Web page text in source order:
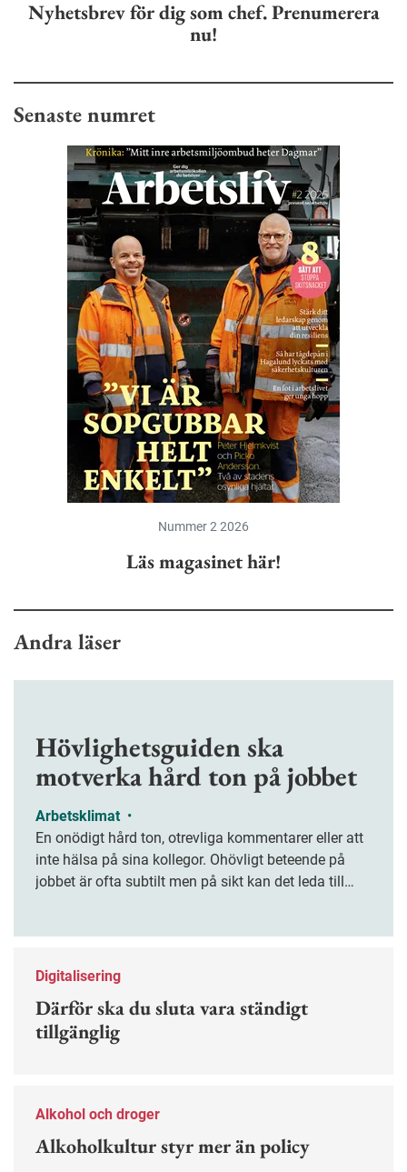
Nyhetsbrev för dig som chef. Prenumerera
nu!
Senaste numret
Nummer 2 2026
Läs magasinet här!
Andra läser
Hövlighetsguiden ska
motverka hård ton på jobbet
Arbetsklimat •
En onödigt hård ton, otrevliga kommentarer eller att
inte hälsa på sina kollegor. Ohövligt beteende på
jobbet är ofta subtilt men på sikt kan det leda till
Digitalisering
Därför ska du sluta vara ständigt
tillgänglig
Alkohol och droger
Alkoholkultur styr mer än policy